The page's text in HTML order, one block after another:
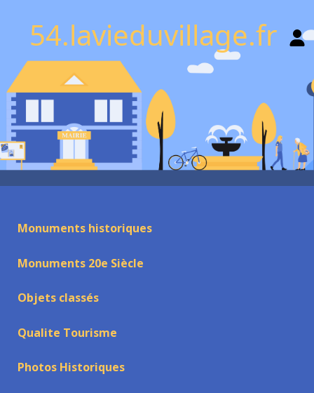
54.lavieduvillage.fr
Monuments historiques
Monuments 20e Siècle
Objets classés
Qualite Tourisme
Photos Historiques